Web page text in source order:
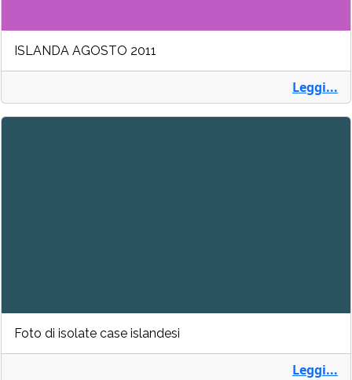
ISLANDA AGOSTO 2011
Leggi...
Foto di isolate case islandesi
Leggi...